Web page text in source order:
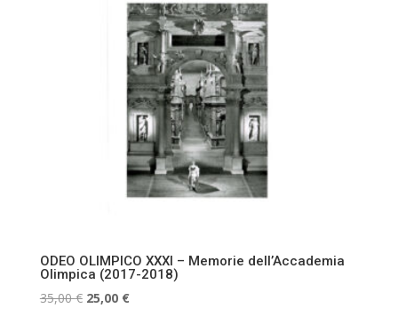
ODEO OLIMPICO XXXI – Memorie dell’Accademia
Olimpica (2017-2018)
35,00€ Il
25,00 €Il